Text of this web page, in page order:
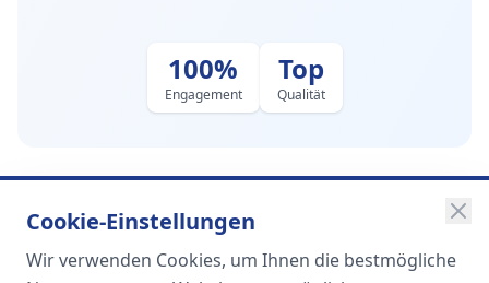
100%
Engagement
Top
Qualität
SOMA
Cookie-Einstellungen
Wir verwenden Cookies, um Ihnen die bestmögliche